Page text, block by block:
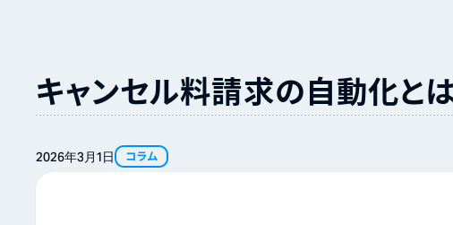
キャンセル料請求の自動化と
2026年3月1日 コラム